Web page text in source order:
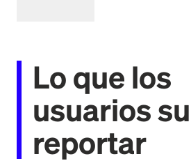
Lo que los
usuarios
reportar